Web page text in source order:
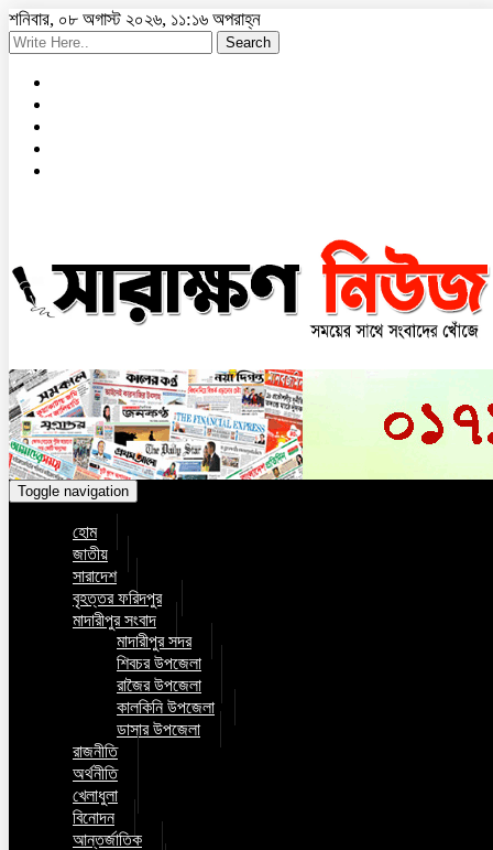
শনিবার, ০৮ অগাস্ট ২০২৬, ১১:১৬ অপরাহ্ন
Search
Toggle navigation
হোম
জাতীয়
সারাদেশ
বৃহত্তর ফরিদপুর
মাদারীপুর সংবাদ
মাদারীপুর সদর
শিবচর উপজেলা
রাজৈর উপজেলা
কালকিনি উপজেলা
ডাসার উপজেলা
রাজনীতি
অর্থনীতি
খেলাধুলা
বিনোদন
আন্তর্জাতিক